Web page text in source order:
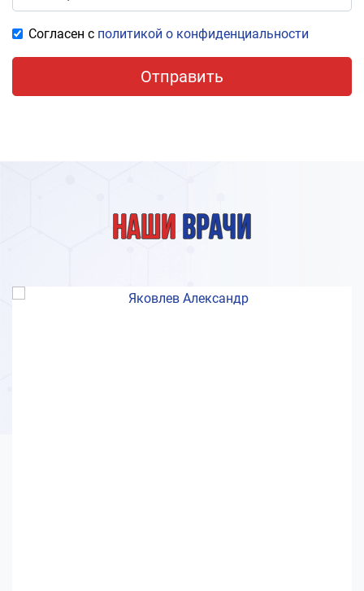
Согласен с политикой о конфиденциальности
Отправить
Наши врачи